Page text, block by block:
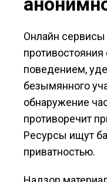
Онлайн
поведением,
безымянного
обнаружение
противоречит
Ресурсы ищут
приватностью.